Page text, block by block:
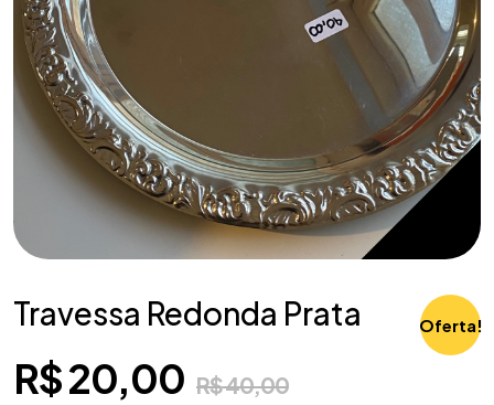
Oferta!
Travessa Redonda Prata
R$40,00
R$20,00